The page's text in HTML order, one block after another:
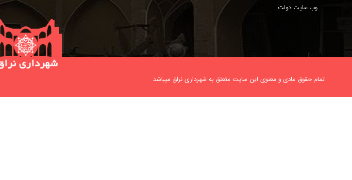
وب سایت دولت
تمام حقوق مادی و معنوی این سایت متعلق به شهرداری نراق میباشد